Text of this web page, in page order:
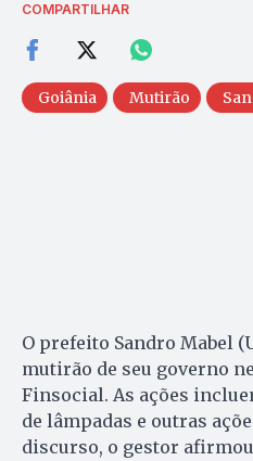
COMPARTILHAR
Goiânia Mutirão
O prefeito Sandro Mabel
mutirão de seu governo
Finsocial. As ações
de lâmpadas e outras
discurso, o gestor